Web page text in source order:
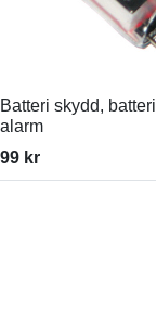
Batteri skydd,
alarm
99 kr